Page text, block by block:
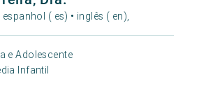
( es) • inglês ( en),
e Adolescente
Infantil